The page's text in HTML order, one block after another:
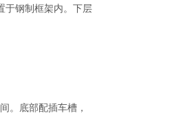
于钢制框架内。下层
。底部配插车槽，